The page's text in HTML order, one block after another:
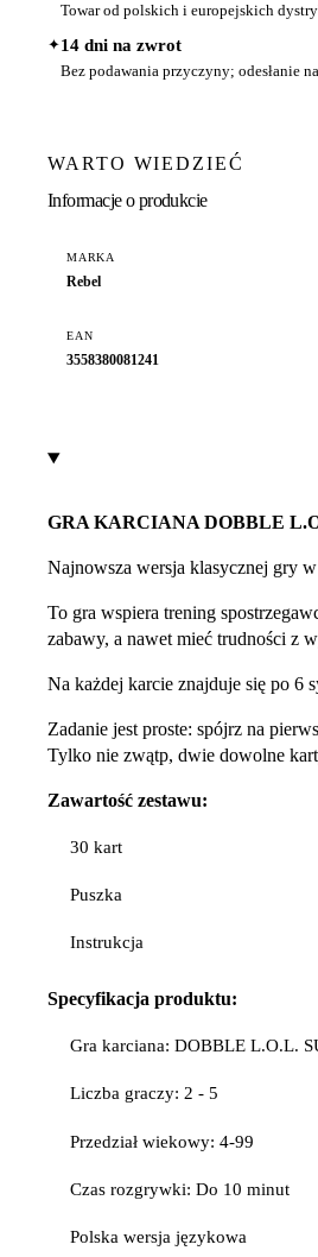
Towar od polskich i europejskich
✦14 dni na zwrot
Bez podawania przyczyny; odesłanie
WARTO WIEDZIEĆ
Informacje o produkcie
MARKA
Rebel
EAN
3558380081241
GRA KARCIANA DOBBLE
Najnowsza wersja klasycznej gry
To gra wspiera trening
zabawy, a nawet mieć trudności z
Na każdej karcie znajduje się po 6
Zadanie jest proste: spójrz na
Tylko nie zwątp, dwie dowolne
Zawartość zestawu:
30 kart
Puszka
Instrukcja
Specyfikacja produktu:
Gra karciana: DOBBLE L.O.L.
Liczba graczy: 2 - 5
Przedział wiekowy: 4-99
Czas rozgrywki: Do 10 minut
Polska wersja językowa